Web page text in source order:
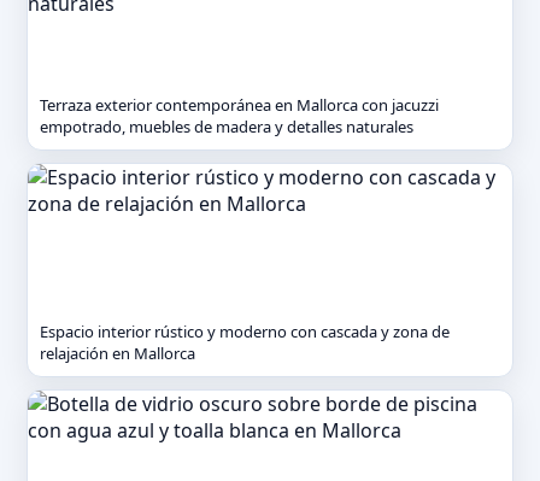
Terraza exterior contemporánea en Mallorca con jacuzzi
empotrado, muebles de madera y detalles naturales
Espacio interior rústico y moderno con cascada y zona de
relajación en Mallorca